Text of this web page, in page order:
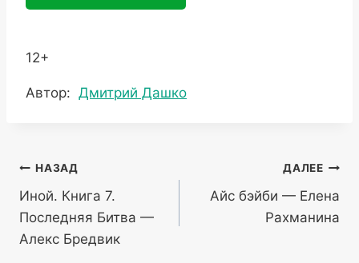
12+
Метки
Автор: Дмитрий Дашко
Навигация
по
записям
НАЗАД
Иной. Книга 7.
Последняя Битва —
Алекс Бредвик
ДАЛЕЕ
Айс бэйби — Елена
Рахманина